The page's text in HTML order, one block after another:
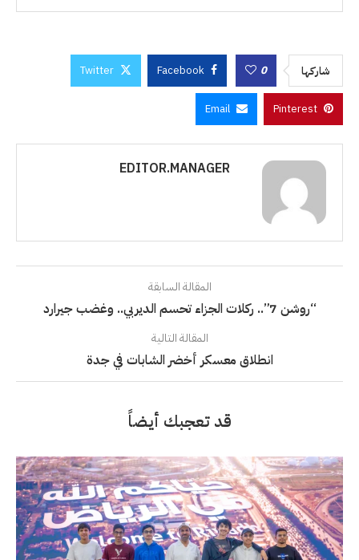
شاركها 0
Facebook
Twitter
Pinterest
Email
EDITOR.MANAGER
المقالة السابقة
“روشن 7”.. ركلات الجزاء تحسم الديربي.. وغضب جيرارد
المقالة التالية
انطلاق معسكر أخضر الشابات في جدة
قد تعجبك أيضاً